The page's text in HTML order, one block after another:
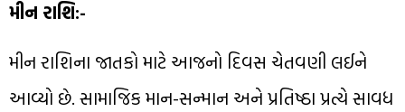
મીન રાશિ:-
મીન રાશિના જાતકો માટે આજનો દિવસ ચેતવણી લઈને
આવ્યો છે. સામાજિક માન-સન્માન અને પ્રતિષ્ઠા પ્રત્યે સાવધ